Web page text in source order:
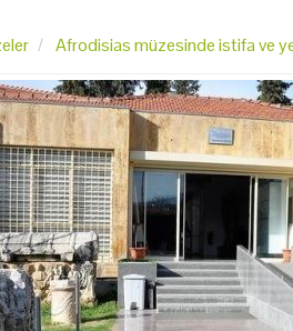
Afrodisias müzesinde istifa ve